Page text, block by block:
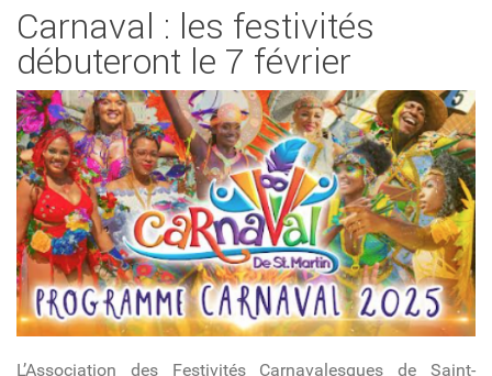
Carnaval : les festivités
débuteront le 7 février
L’Association des Festivités Carnavalesques de Saint-